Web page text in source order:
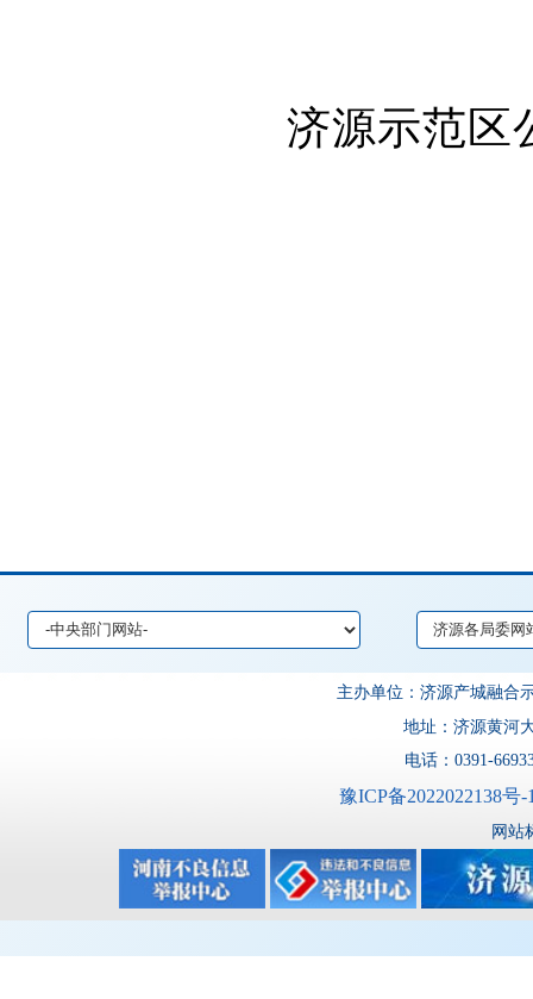
济源示范区
主办单位：济源产城
地址：济源黄河
电话：0391-
豫ICP备2022022138号-
网站